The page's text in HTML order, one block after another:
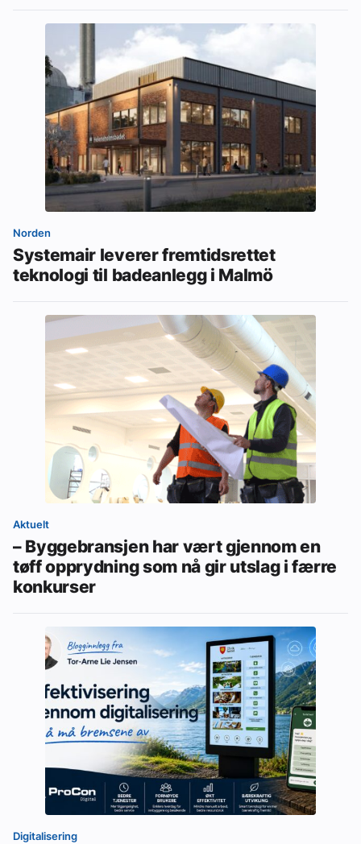
Norden
Systemair leverer fremtidsrettet
teknologi til badeanlegg i Malmö
Aktuelt
– Byggebransjen har vært gjennom en
tøff opprydning som nå gir utslag i færre
konkurser
Digitalisering